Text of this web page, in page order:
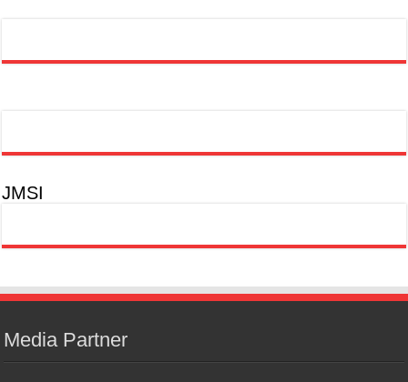
JMSI
Media Partner